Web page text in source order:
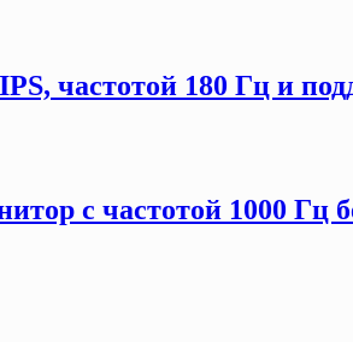
частотой 180 Гц и
с частотой 1000 Гц